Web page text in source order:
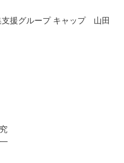
支援グループ キャップ 山田
―